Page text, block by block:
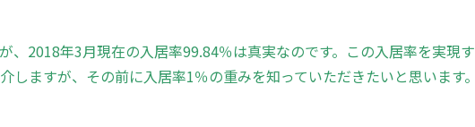
、2018年3月現在の入居率99.84％は真実なのです。この入居率を実現す
しますが、その前に入居率1％の重みを知っていただきたいと思います。